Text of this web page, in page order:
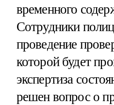
временного
Сотрудники
проведение
которой будет
экспертиза
решен вопрос о